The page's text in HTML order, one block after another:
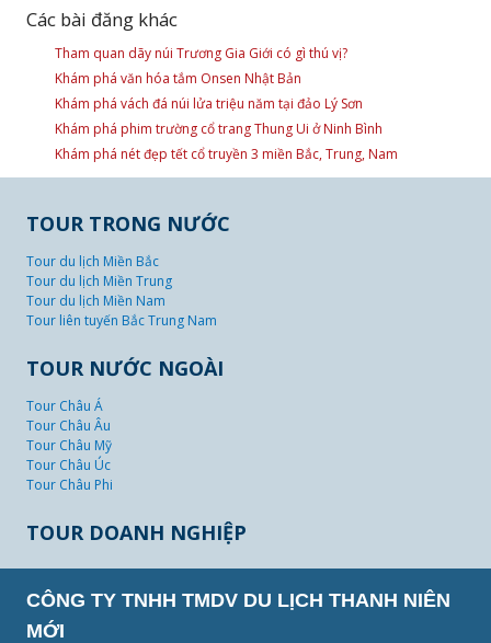
Các bài đăng khác
Tham quan dãy núi Trương Gia Giới có gì thú vị?
Khám phá văn hóa tắm Onsen Nhật Bản
Khám phá vách đá núi lửa triệu năm tại đảo Lý Sơn
Khám phá phim trường cổ trang Thung Ui ở Ninh Bình
Khám phá nét đẹp tết cổ truyền 3 miền Bắc, Trung, Nam
TOUR TRONG NƯỚC
Tour du lịch Miền Bắc
Tour du lịch Miền Trung
Tour du lịch Miền Nam
Tour liên tuyến Bắc Trung Nam
TOUR NƯỚC NGOÀI
Tour Châu Á
Tour Châu Âu
Tour Châu Mỹ
Tour Châu Úc
Tour Châu Phi
TOUR DOANH NGHIỆP
CÔNG TY TNHH TMDV DU LỊCH THANH NIÊN
MỚI